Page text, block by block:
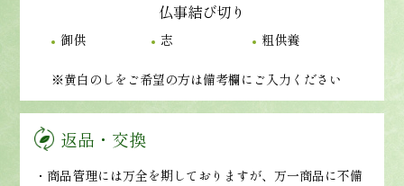
仏事結び切り
御供 志 粗供養
※黄白のしをご希望の方は備考欄にご入力ください
返品・交換
・商品管理には万全を期しておりますが、万一商品に不備